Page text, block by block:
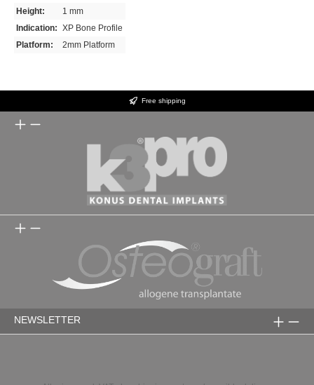
Height:
1 mm
Indication: XP Bone Profile
Platform:
2mm Platform
Free shipping
NEWSLETTER